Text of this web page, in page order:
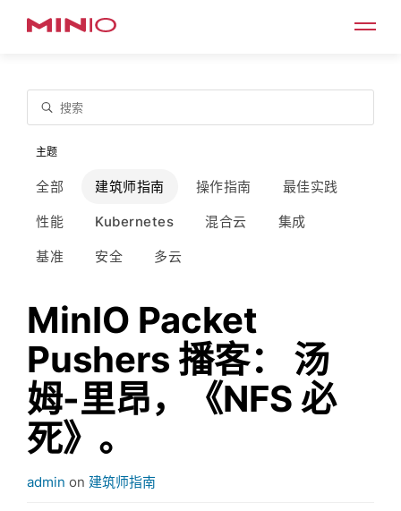
搜索
主题
全部 建筑师指南 操作指南 最佳实践
性能 Kubernetes 混合云 集成
基准 安全 多云
MinIO Packet
Pushers 播客： 汤
姆-里昂，《NFS 必
死》。
admin on 建筑师指南